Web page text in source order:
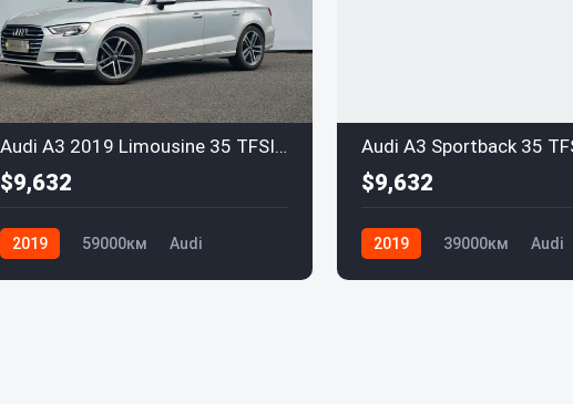
Audi A3 2019 Limousine 35 TFSI Sportline (China V)
$9,632
2019 59000км Audi
Audi A3 Sportback 35
$9,632
2019 39000км Audi